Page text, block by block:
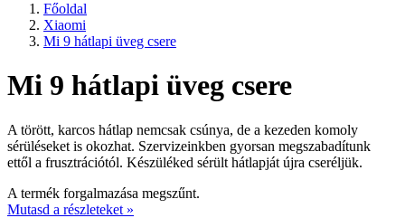
Főoldal
Xiaomi
Mi 9 hátlapi üveg csere
Mi 9 hátlapi üveg csere
A törött, karcos hátlap nemcsak csúnya, de a kezeden komoly
sérüléseket is okozhat. Szervizeinkben gyorsan megszabadítunk
ettől a frusztrációtól. Készüléked sérült hátlapját újra cseréljük.
A termék forgalmazása megszűnt.
Mutasd a részleteket »